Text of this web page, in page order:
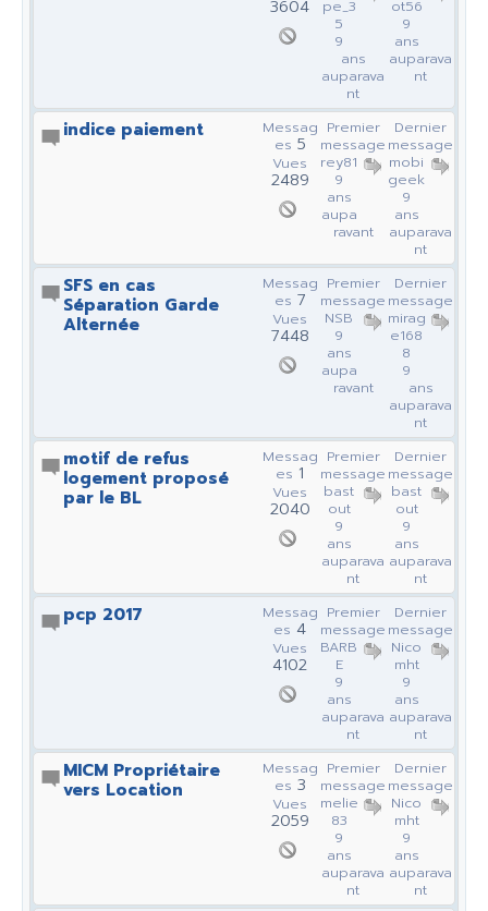
ot56
9
ans
auparava
nt
pe_3
5
9
ans
auparava
nt
3604
indice paiement
Dernier
message
mobi
geek
9
ans
auparava
nt
Premier
message
rey81
9
ans
aupa
ravant
Messag
es 5
Vues
2489
SFS en cas
Séparation Garde
Alternée
Dernier
message
mirag
e168
8
9
ans
auparava
nt
Premier
message
NSB
9
ans
aupa
ravant
Messag
es 7
Vues
7448
motif de refus
logement proposé
par le BL
Dernier
message
bast
out
9
ans
auparava
nt
Premier
message
bast
out
9
ans
auparava
nt
Messag
es 1
Vues
2040
pcp 2017
Dernier
message
Nico
mht
9
ans
auparava
nt
Premier
message
BARB
E
9
ans
auparava
nt
Messag
es 4
Vues
4102
MICM Propriétaire
vers Location
Dernier
message
Nico
mht
9
ans
auparava
nt
Premier
message
melie
83
9
ans
auparava
nt
Messag
es 3
Vues
2059